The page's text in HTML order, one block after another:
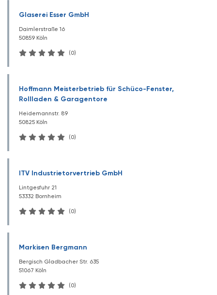
Glaserei Esser GmbH
Daimlerstraße 16
50859 Köln
(0)
Hoffmann Meisterbetrieb für Schüco-Fenster,
Rollladen & Garagentore
Heidemannstr. 89
50825 Köln
(0)
ITV Industrietorvertrieb GmbH
Lintgesfuhr 21
53332 Bornheim
(0)
Markisen Bergmann
Bergisch Gladbacher Str. 635
51067 Köln
(0)